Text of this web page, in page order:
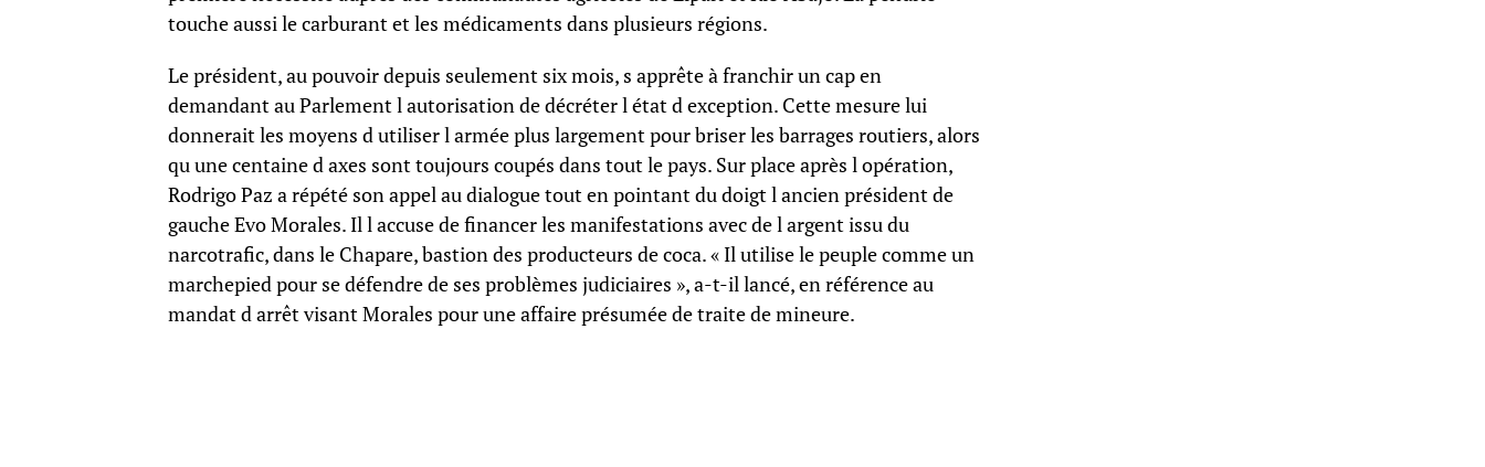
touche aussi le carburant et les médicaments dans plusieurs régions.
Le président, au pouvoir depuis seulement six mois, s apprête à franchir un cap en
demandant au Parlement l autorisation de décréter l état d exception. Cette mesure lui
donnerait les moyens d utiliser l armée plus largement pour briser les barrages routiers, alors
qu une centaine d axes sont toujours coupés dans tout le pays. Sur place après l opération,
Rodrigo Paz a répété son appel au dialogue tout en pointant du doigt l ancien président de
gauche Evo Morales. Il l accuse de financer les manifestations avec de l argent issu du
narcotrafic, dans le Chapare, bastion des producteurs de coca. « Il utilise le peuple comme un
marchepied pour se défendre de ses problèmes judiciaires », a-t-il lancé, en référence au
mandat d arrêt visant Morales pour une affaire présumée de traite de mineure.